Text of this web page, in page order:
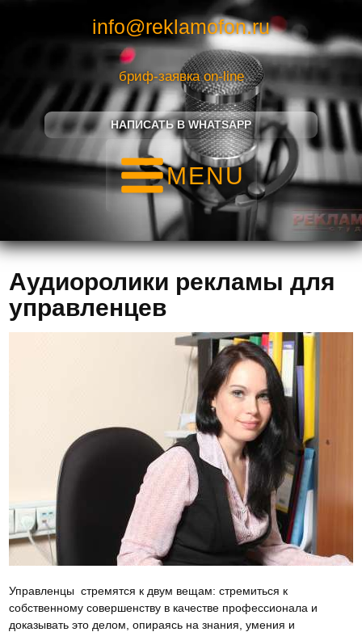
info@reklamofon.ru
бриф-заявка on-line
НАПИСАТЬ В WHATSAPP
MENU
Аудиоролики рекламы для
управленцев
Управленцы стремятся к двум вещам: стремиться к
собственному совершенству в качестве профессионала и
доказывать это делом, опираясь на знания, умения и